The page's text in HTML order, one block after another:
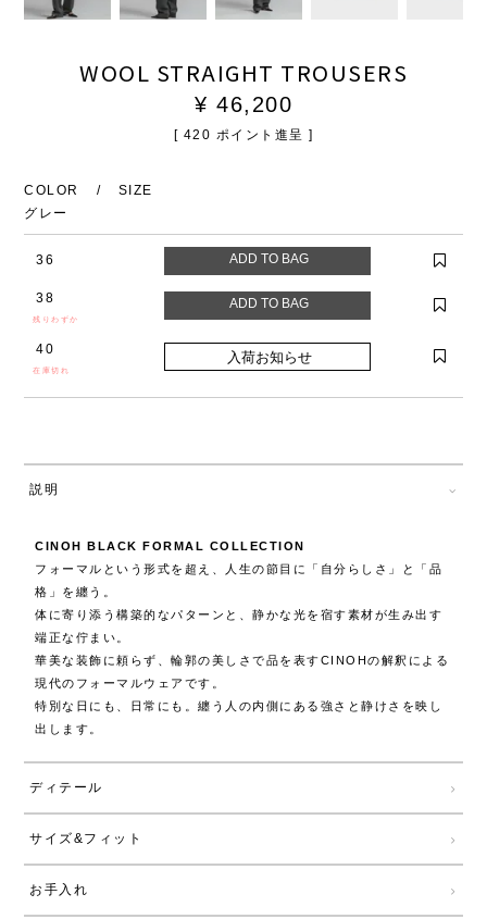
WOOL STRAIGHT TROUSERS
¥ 46,200
[ 420 ポイント進呈 ]
COLOR
SIZE
グレー
36
38
残りわずか
40
在庫切れ
説明
CINOH BLACK FORMAL COLLECTION
フォーマルという形式を超え、人生の節目に「自分らしさ」と「品
格」を纏う。
体に寄り添う構築的なパターンと、静かな光を宿す素材が生み出す
端正な佇まい。
華美な装飾に頼らず、輪郭の美しさで品を表すCINOHの解釈による
現代のフォーマルウェアです。
特別な日にも、日常にも。纏う人の内側にある強さと静けさを映し
出します。
ディテール
サイズ&フィット
お手入れ